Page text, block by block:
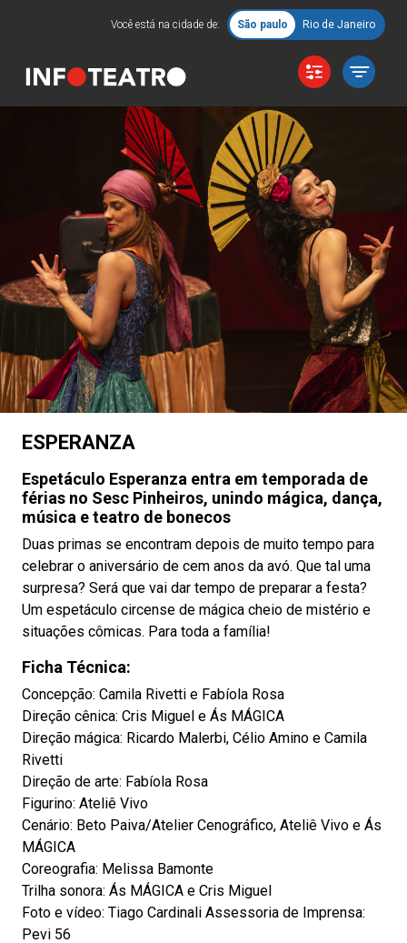
Você está na cidade de: São paulo Rio de Janeiro
ESPERANZA
Espetáculo Esperanza entra em temporada de
férias no Sesc Pinheiros, unindo mágica, dança,
música e teatro de bonecos
Duas primas se encontram depois de muito tempo para
celebrar o aniversário de cem anos da avó. Que tal uma
surpresa? Será que vai dar tempo de preparar a festa?
Um espetáculo circense de mágica cheio de mistério e
situações cômicas. Para toda a família!
Ficha Técnica:
Concepção: Camila Rivetti e Fabíola Rosa
Direção cênica: Cris Miguel e Ás MÁGICA
Direção mágica: Ricardo Malerbi, Célio Amino e Camila
Rivetti
Direção de arte: Fabíola Rosa
Figurino: Ateliê Vivo
Cenário: Beto Paiva/Atelier Cenográfico, Ateliê Vivo e Ás
MÁGICA
Coreografia: Melissa Bamonte
Trilha sonora: Ás MÁGICA e Cris Miguel
Foto e vídeo: Tiago Cardinali Assessoria de Imprensa:
Pevi 56